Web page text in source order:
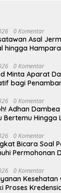
0 Komentar
Asal
hingga
0 Komentar
Minta Aparat
bagi
0 Komentar
Adhan
Bertemu Hingga
0 Komentar
Bicara Soal
Permohonan
0 Komentar
Kesehatan
Proses